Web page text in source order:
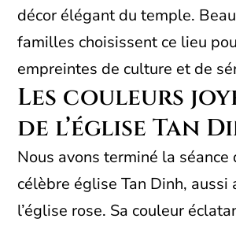
décor élégant du temple.
familles choisissent ce lieu
empreintes de culture et de
Les couleurs
de l’église Tan
Nous avons terminé la séance
célèbre église Tan Dinh, aussi
l’église rose. Sa couleur